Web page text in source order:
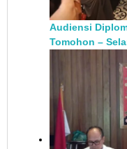
Audiensi
Tomohon –